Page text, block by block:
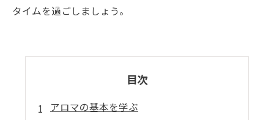
タイムを過ごしましょう。
目次
アロマの基本を学ぶ